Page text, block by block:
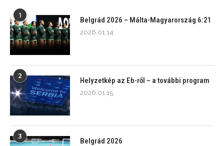
1
Belgrád 2026 – Málta-Magyarország 6:21
2026.01.14.
2
Helyzetkép az Eb-ről – a további program
2026.01.15.
3
Belgrád 2026